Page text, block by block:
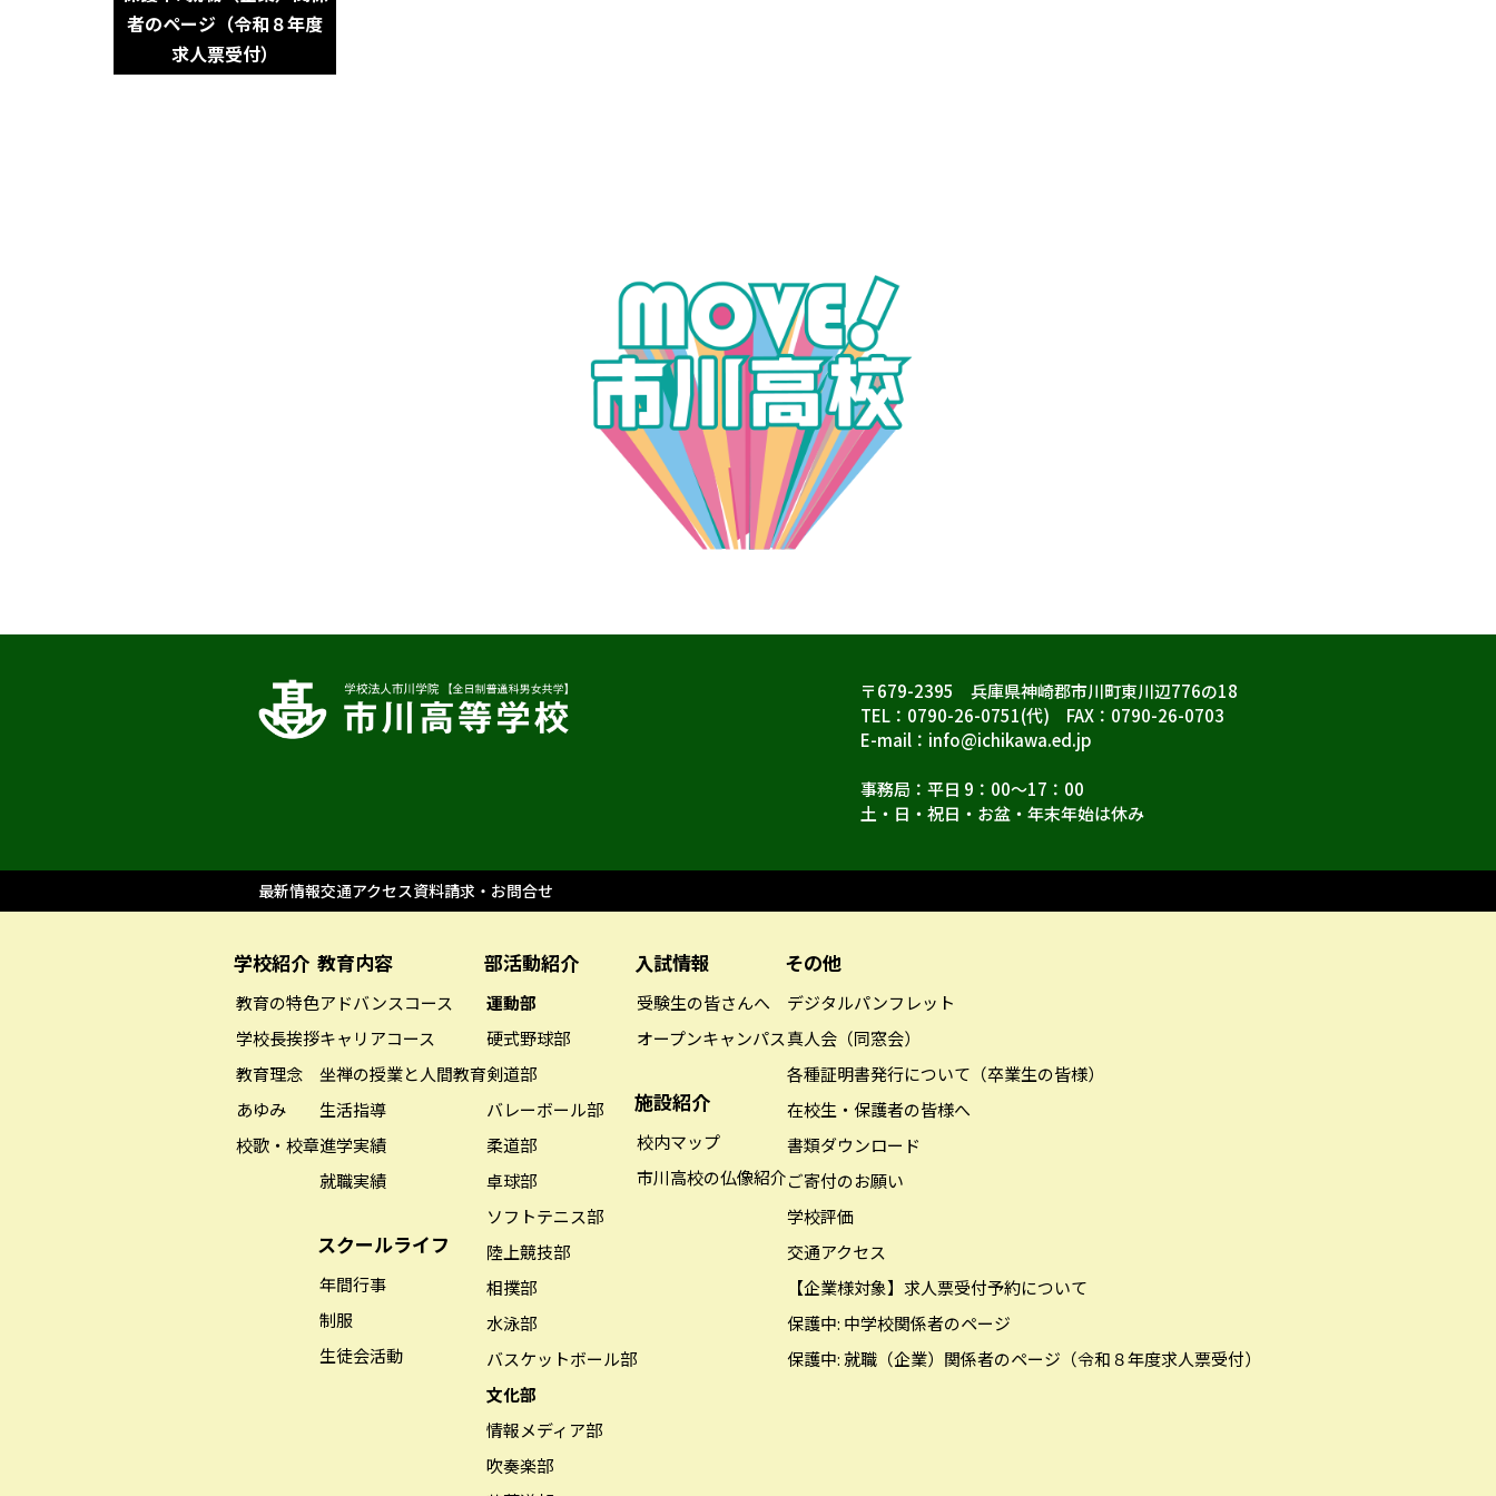
者のページ（令和８年度
求人票受付）
〒679-2395 兵庫県神崎郡市川町東川辺776の18
TEL：0790-26-0751(代) FAX：0790-26-0703
E-mail：info@ichikawa.ed.jp
事務局：平日 9：00～17：00
土・日・祝日・お盆・年末年始は休み
最新情報交通アクセス資料請求・お問合せ
学校紹介
教育の特色
学校長挨拶
教育理念
あゆみ
校歌・校章
教育内容
アドバンスコース
キャリアコース
坐禅の授業と人間教育
生活指導
進学実績
就職実績
スクールライフ
年間行事
制服
生徒会活動
部活動紹介
運動部
硬式野球部
剣道部
バレーボール部
柔道部
卓球部
ソフトテニス部
陸上競技部
相撲部
水泳部
バスケットボール部
文化部
情報メディア部
吹奏楽部
入試情報
受験生の皆さんへ
オープンキャンパス
施設紹介
校内マップ
市川高校の仏像紹介
その他
デジタルパンフレット
真人会（同窓会）
各種証明書発行について（卒業生の皆様）
在校生・保護者の皆様へ
書類ダウンロード
ご寄付のお願い
学校評価
交通アクセス
【企業様対象】求人票受付予約について
保護中: 中学校関係者のページ
保護中: 就職（企業）関係者のページ（令和８年度求人票受付）